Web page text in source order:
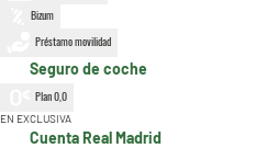
Bizum
Préstamo movilidad
Seguro de coche
Plan 0,0
EN EXCLUSIVA
Cuenta Real Madrid